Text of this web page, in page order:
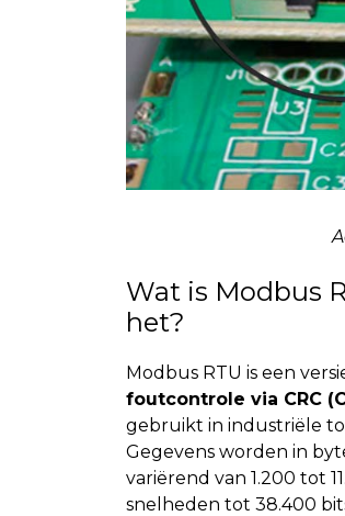
Wat is Modbus
het?
Modbus RTU is een
foutcontrole via CRC
gebruikt in industriële
Gegevens worden in
variërend van 1.200 tot
snelheden tot 38.400